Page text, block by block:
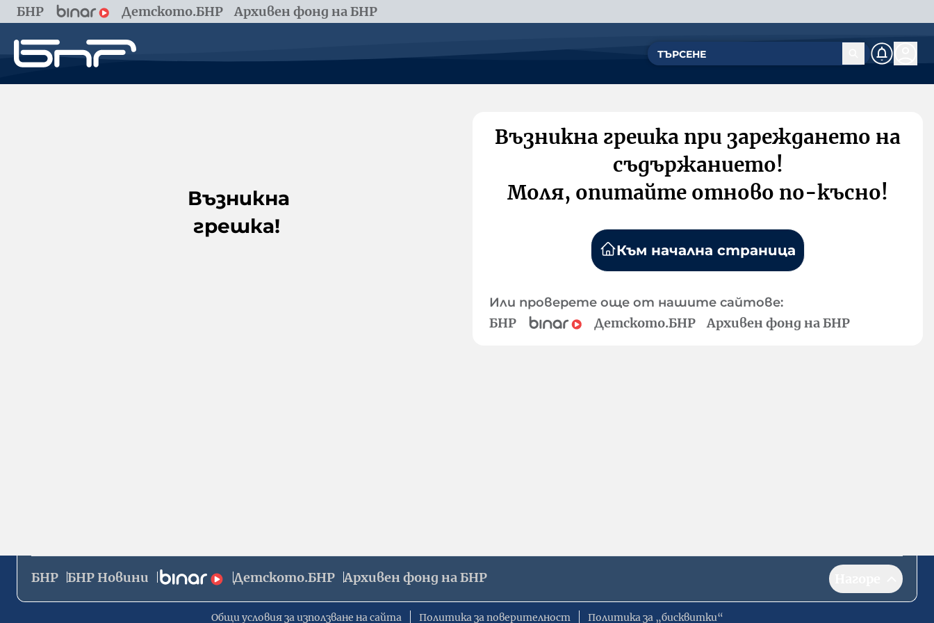
БНР Детското.БНР Архивен фонд на БНР
Възникна
грешка!
Възникна грешка при зареждането на
съдържанието!
Моля, опитайте отново по-късно!
Към начална страница
Или проверете още от нашите сайтове:
БНР Детското.БНР Архивен фонд на БНР
БНР БНР Новини Детското.БНР Архивен фонд на БНР
Общи условия за използване на сайта Политика за поверителност Политика за „бисквитки“